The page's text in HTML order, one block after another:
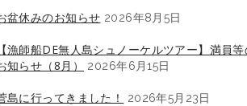
盆休みのお知らせ 2026年8月5日
【漁師船DE無人島シュノーケルツアー】満員
知らせ（8月）
2026年6月15日
島に行ってきました！ 2026年5月23日